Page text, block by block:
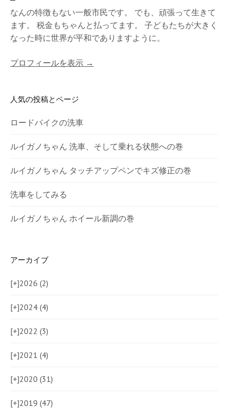
なんの特徴もない一般市民です。 でも、頑張って生きて
ます。 税金もちゃんと払ってます。 子どもたちが大きく
なった時に世界が平和でありますように。
プロフィールを表示 →
人気の投稿とページ
ロードバイクの洗車
ルイガノちゃん 洗車、そして乗れる状態への巻
ルイガノちゃん タッチアップペンでキズ修正の巻
洗車をしてみる
ルイガノちゃん ホイール新調の巻
アーカイブ
[+]2026 (2)
[+]2024 (4)
[+]2022 (3)
[+]2021 (4)
[+]2020 (31)
[+]2019 (47)